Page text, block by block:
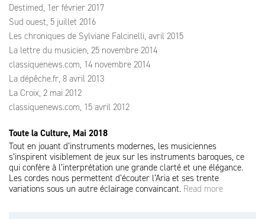
Destimed, 1er février 2017
Sud ouest, 5 juillet 2016
Les chroniques de Sylviane Falcinelli, avril 2015
La lettre du musicien, 25 novembre 2014
classiquenews.com, 14 novembre 2014
La dépêche.fr, 8 avril 2013
La Croix, 2 mai 2012
classiquenews.com, 15 avril 2012
Toute la Culture, Mai 2018
Tout en jouant d’instruments modernes, les musiciennes
s’inspirent visiblement de jeux sur les instruments baroques, ce
qui confère à l’interprétation une grande clarté et une élégance.
Les cordes nous permettent d’écouter l’Aria et ses trente
variations sous un autre éclairage convaincant. Read more